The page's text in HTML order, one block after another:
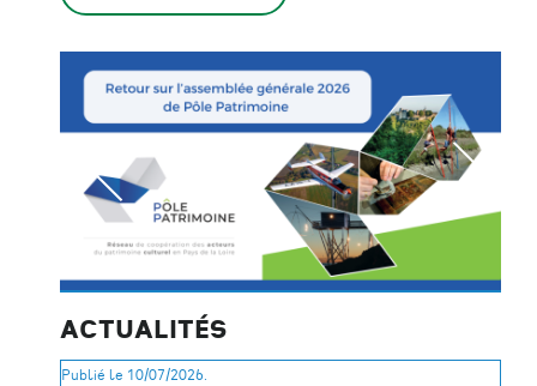
ACTUALITÉS
Publié le 10/07/2026.